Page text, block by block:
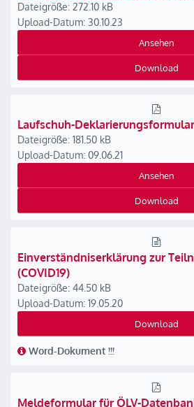
Dateigröße: 272.10 kB
Upload-Datum: 30.10.23
Ansehen
Download
Laufschuh-Deklarierungsformular
Dateigröße: 181.50 kB
Upload-Datum: 09.06.21
Ansehen
Download
Einverständniserklärung zur
(COVID19)
Dateigröße: 44.50 kB
Upload-Datum: 19.05.20
Download
Word-Dokument !!!
Meldeformular für ÖLV-